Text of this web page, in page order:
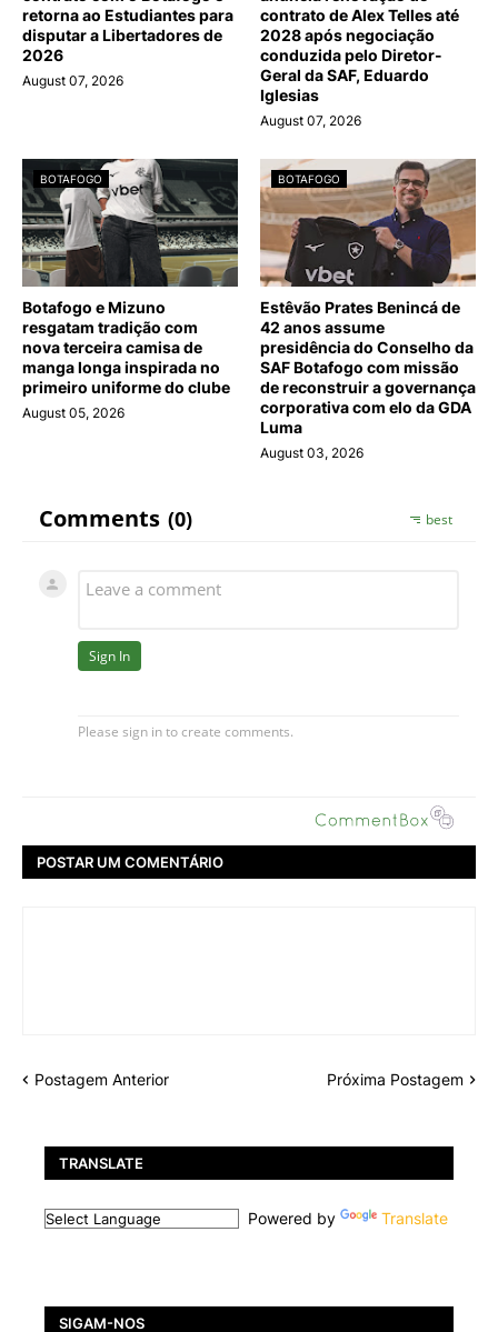
retorna ao Estudiantes para
disputar a Libertadores de
2026
August 07, 2026
contrato de Alex Telles até
2028 após negociação
conduzida pelo Diretor-
Geral da SAF, Eduardo
Iglesias
August 07, 2026
BOTAFOGO
Botafogo e Mizuno
resgatam tradição com
nova terceira camisa de
manga longa inspirada no
primeiro uniforme do clube
August 05, 2026
BOTAFOGO
Estêvão Prates Benincá de
42 anos assume
presidência do Conselho da
SAF Botafogo com missão
de reconstruir a governança
corporativa com elo da GDA
Luma
August 03, 2026
POSTAR UM COMENTÁRIO
Postagem Anterior Próxima Postagem
TRANSLATE
Powered by Translate
SIGAM-NOS